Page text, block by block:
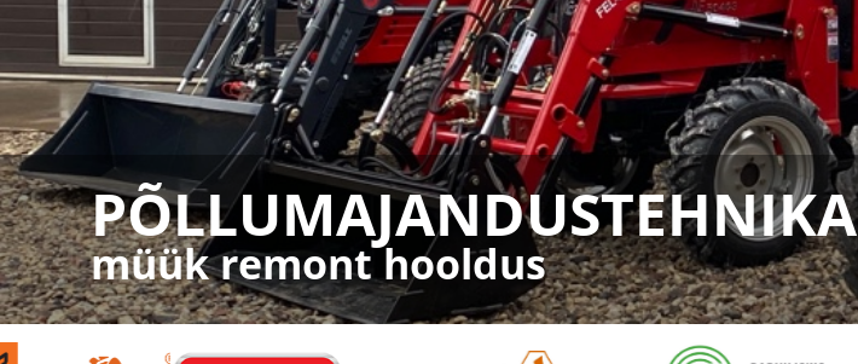
PÕLLUMAJANDUSTEHNIKA
müük remont hooldus